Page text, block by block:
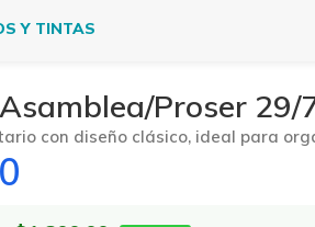
Y TINTAS
Proser 29/
con diseño clásico, ideal para